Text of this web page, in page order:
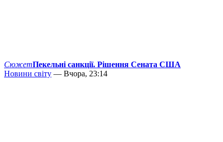
СюжетПекельні санкції. Рішення Сената США
Новини світу — Вчора, 23:14